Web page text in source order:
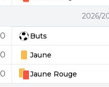
2026/
0 Buts
0 Jaune
0 Jaune Rouge